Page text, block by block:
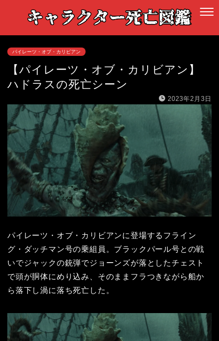
パイレーツ・オブ・カリビアン
【パイレーツ・オブ・カリビアン】
ハドラスの死亡シーン
2023年2月3日
パイレーツ・オブ・カリビアンに登場する フライン
グ・ダッチマン号の乗組員。ブラックパール号との戦
いでジャックの銃弾でジョーンズが落としたチェスト
で頭が胴体にめり込み、そのままフラつきながら船か
ら落下し渦に落ち死亡した。